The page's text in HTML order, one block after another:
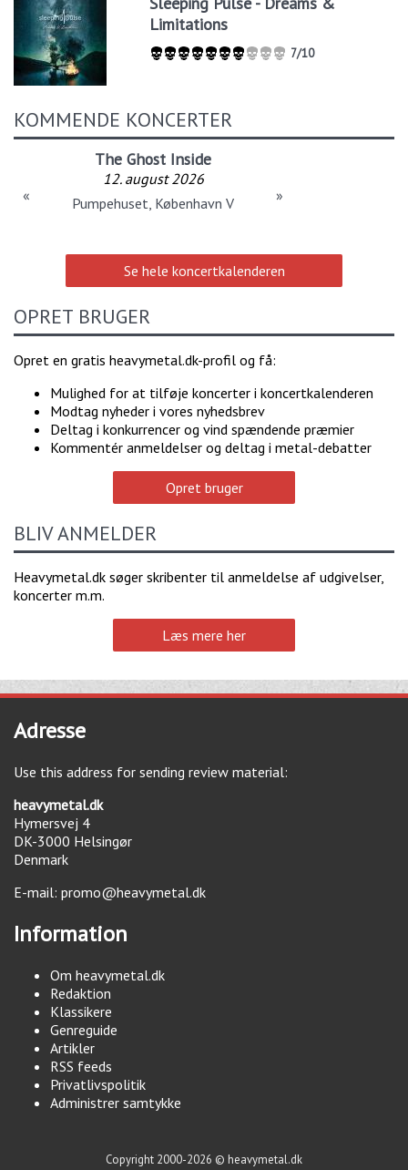
Limitations
7/10
KOMMENDE KONCERTER
The Ghost Inside
12. august 2026
Pumpehuset, København V
« »
Se hele koncertkalenderen
OPRET BRUGER
Opret en gratis heavymetal.dk-profil og få:
Mulighed for at tilføje koncerter i koncertkalenderen
Modtag nyheder i vores nyhedsbrev
Deltag i konkurrencer og vind spændende præmier
Kommentér anmeldelser og deltag i metal-debatter
Opret bruger
BLIV ANMELDER
Heavymetal.dk søger skribenter til anmeldelse af udgivelser,
koncerter m.m.
Læs mere her
Adresse
Use this address for sending review material:
heavymetal.dk
Hymersvej 4
DK-3000 Helsingør
Denmark
E-mail: promo@heavymetal.dk
Information
Om heavymetal.dk
Redaktion
Klassikere
Genreguide
Artikler
RSS feeds
Privatlivspolitik
Administrer samtykke
Copyright 2000-2026 © heavymetal.dk